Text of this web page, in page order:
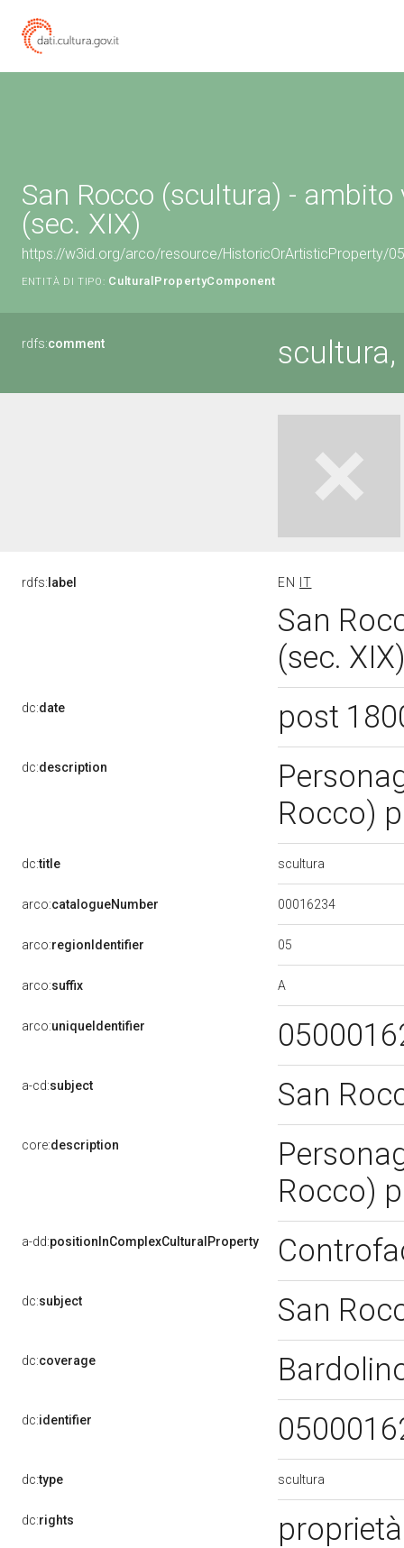
San Rocco (scultura) - ambito
(sec. XIX)
https://w3id.org/arco/resource/HistoricOrArtisticProperty/
ENTITÀ DI TIPO: CulturalPropertyComponent
rdfs:comment
rdfs: label EN IT
San
(sec.
dc:date post
dc:description
Rocco)
dc:title scultura
arco:catalogueNumber 00016234
arco:regionIdentifier 05
arco:suffix A
arco:uniqueIdentifier
a-cd:subject San
core:description
Rocco)
a-dd:positionInComplexCulturalProperty
dc:subject San
dc:coverage
dc:identifier
dc:type scultura
dc:rights